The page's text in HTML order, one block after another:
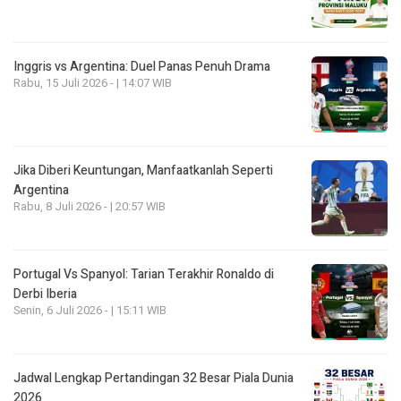
Inggris vs Argentina: Duel Panas Penuh Drama
Rabu, 15 Juli 2026 - | 14:07 WIB
Jika Diberi Keuntungan, Manfaatkanlah Seperti
Argentina
Rabu, 8 Juli 2026 - | 20:57 WIB
Portugal Vs Spanyol: Tarian Terakhir Ronaldo di
Derbi Iberia
Senin, 6 Juli 2026 - | 15:11 WIB
Jadwal Lengkap Pertandingan 32 Besar Piala Dunia